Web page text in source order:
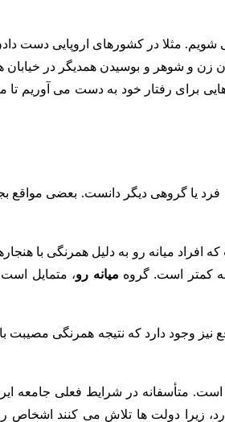
مثلا در کشورهای اروپایی دست
زن و شوهر و بوسیدن همدیگر در خیابان
برای رفتار خود به دست می آوریم تا
فرد یا گروهی دیگر دانست. بعضی مواقع
افراد میانه رو به دلیل همرنگی با
کمتر است. گروه میانه رو، متمایل
نیز وجود دارد که نتیجه همرنگی مصیبت
متأسفانه در شرایط فعلی جامعه
زیرا دولت ها تلاش می کنند اشخاص را